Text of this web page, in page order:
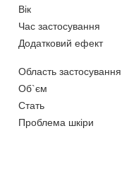
Вік
Час застосування
Додатковий ефект
Область застосування
Об`єм
Стать
Проблема шкіри